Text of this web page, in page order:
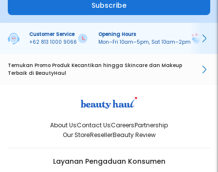
Subscribe
Customer Service
+62 813 1000 9066
Opening Hours
Mon–Fri 10am–5pm, Sat 10am–2pm
Temukan Promo Produk Kecantikan hingga Skincare dan Makeup
Terbaik di BeautyHaul
About UsContact UsCareersPartnership
Our StoreResellerBeauty Review
Layanan Pengaduan Konsumen